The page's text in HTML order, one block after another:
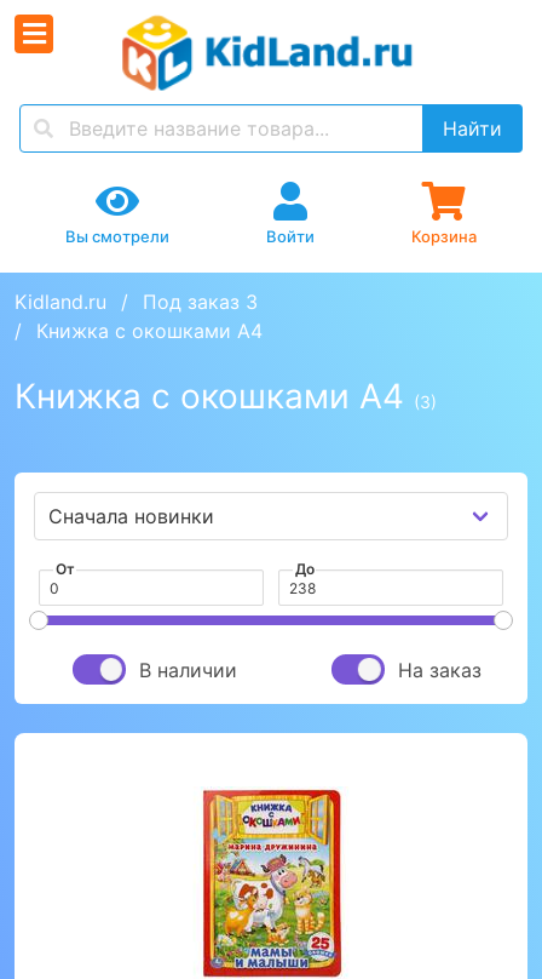
Найти
Вы смотрели Войти Корзина
Kidland.ru
Под заказ 3
Книжка с окошками А4
Книжка с окошками А4 (3)
От До
В наличии На заказ